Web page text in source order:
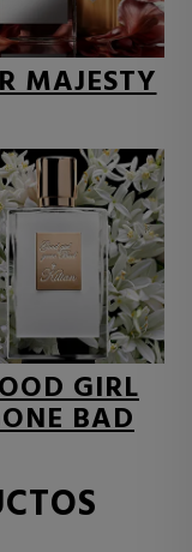
MAJESTY
GIRL
BAD